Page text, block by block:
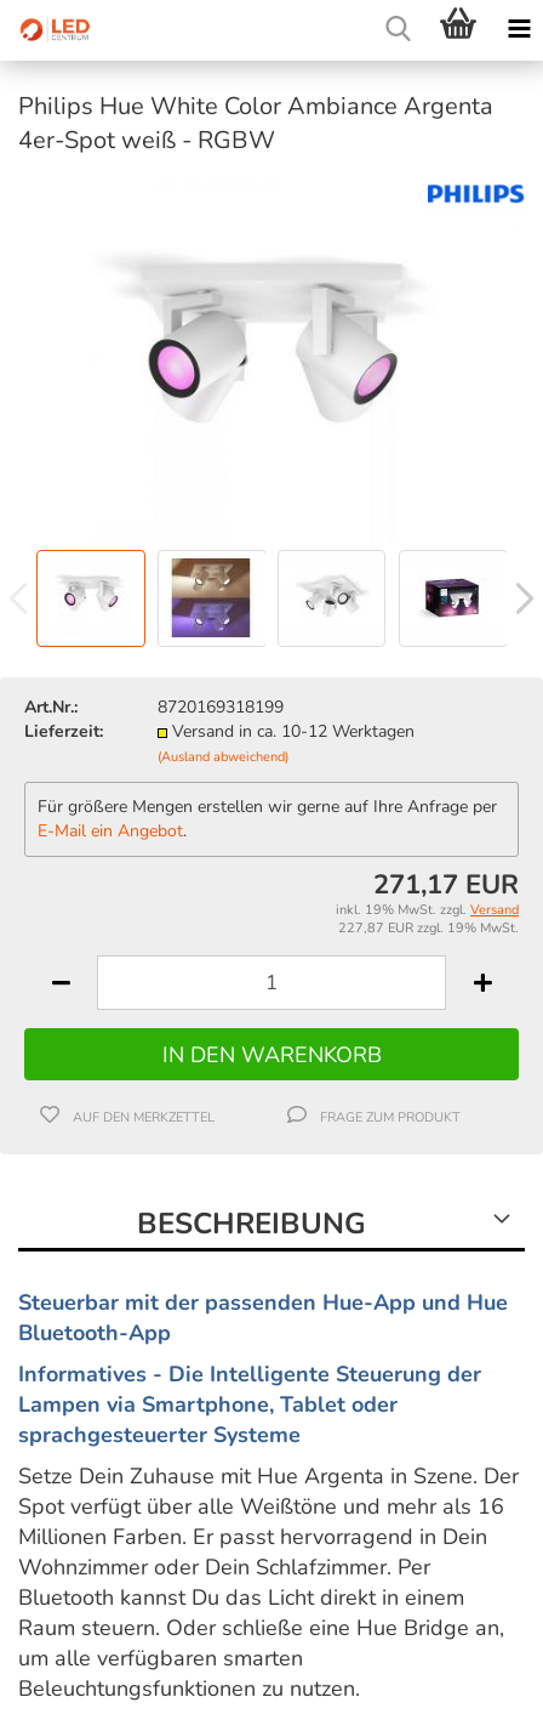
Philips Hue White Color Ambiance Argenta
4er-Spot weiß - RGBW
Art.Nr.:
8720169318199
Lieferzeit:
Versand in ca. 10-12 Werktagen
(Ausland abweichend)
Für größere Mengen erstellen wir gerne auf Ihre Anfrage per
E-Mail ein Angebot.
271,17 EUR
inkl. 19% MwSt. zzgl. Versand
227,87 EUR zzgl. 19% MwSt.
AUF DEN MERKZETTEL FRAGE ZUM PRODUKT
BESCHREIBUNG
Steuerbar mit der passenden Hue-App und Hue
Bluetooth-App
Informatives - Die Intelligente Steuerung der
Lampen via Smartphone, Tablet oder
sprachgesteuerter Systeme
Setze Dein Zuhause mit Hue Argenta in Szene. Der
Spot verfügt über alle Weißtöne und mehr als 16
Millionen Farben. Er passt hervorragend in Dein
Wohnzimmer oder Dein Schlafzimmer. Per
Bluetooth kannst Du das Licht direkt in einem
Raum steuern. Oder schließe eine Hue Bridge an,
um alle verfügbaren smarten
Beleuchtungsfunktionen zu nutzen.